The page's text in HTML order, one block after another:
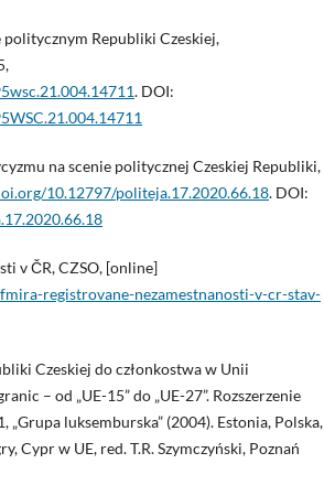
politycznym Republiki Czeskiej,
. DOI:
na scenie politycznej Czeskiej Republiki,
10.12797/politeja.17.2020.66.18. DOI:
v ČR, CZSO, [online]
registrovane-nezamestnanosti-v-cr-stav-
Czeskiej do członkostwa w Unii
– od „UE-15” do „UE-27”. Rozszerzenie
luksemburska” (2004). Estonia, Polska,
Cypr w UE, red. T.R. Szymczyński, Poznań